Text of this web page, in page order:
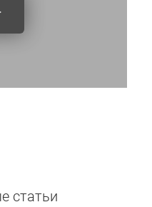
статьи